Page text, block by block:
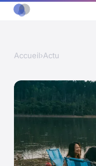
Accueil›Actu